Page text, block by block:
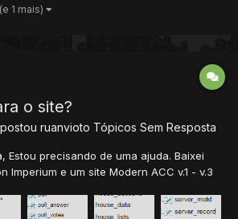
(e 1 mais)
o site?
ruanvioto Tópicos Sem Resposta
Estou precisando de uma ajuda. Baixei
Imperium e um site Modern ACC v.1 - v.3
nenhum Site, E eu como não entendo